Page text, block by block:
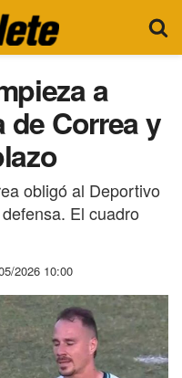
a
de Correa y
obligó al Deportivo
El cuadro
2026 10:00